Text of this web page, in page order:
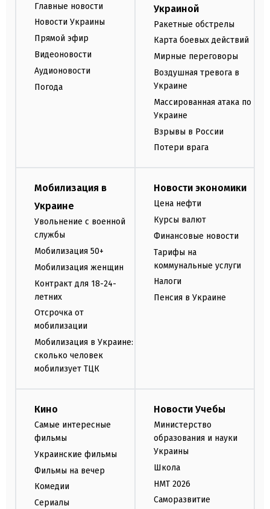
Главные новости
Новости Украины
Прямой эфир
Видеоновости
Аудионовости
Погода
Украиной
Ракетные обстрелы
Карта боевых действий
Мирные переговоры
Воздушная тревога в
Украине
Массированная атака по
Украине
Взрывы в России
Потери врага
Мобилизация в
Украине
Увольнение с военной
службы
Мобилизация 50+
Мобилизация женщин
Контракт для 18-24-
летних
Отсрочка от
мобилизации
Мобилизация в Украине:
сколько человек
мобилизует ТЦК
Новости экономики
Цена нефти
Курсы валют
Финансовые новости
Тарифы на
коммунальные услуги
Налоги
Пенсия в Украине
Кино
Самые интересные
фильмы
Украинские фильмы
Фильмы на вечер
Комедии
Сериалы
Новости Учебы
Министерство
образования и науки
Украины
Школа
НМТ 2026
Саморазвитие